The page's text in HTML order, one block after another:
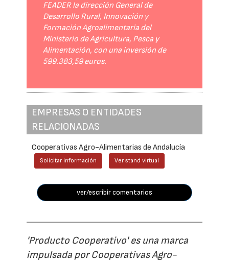
FEADER la dirección General de
Desarrollo Rural, Innovación y
Formación Agroalimentaria del
Ministerio de Agricultura, Pesca y
Alimentación, con una inversión de
599.383,59 euros.
EMPRESAS O ENTIDADES
RELACIONADAS
Cooperativas Agro-Alimentarias de Andalucía
Solicitar información Ver stand virtual
ver/escribir comentarios
'Producto Cooperativo' es una marca
impulsada por Cooperativas Agro-